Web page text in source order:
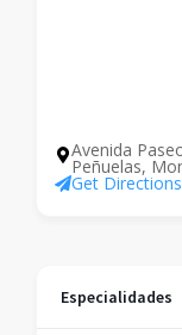
Avenida
Peñuelas,
Get Directions
Especialidades